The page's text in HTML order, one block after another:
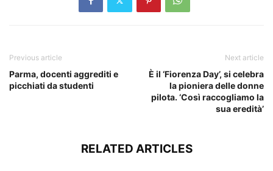
Previous article
Parma, docenti aggrediti e
picchiati da studenti
Next article
È il ‘Fiorenza Day’, si celebra
la pioniera delle donne
pilota. ‘Così raccogliamo la
sua eredità’
RELATED ARTICLES